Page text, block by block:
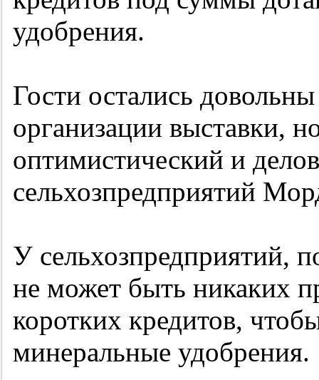
удобрения.
Гости остались
организации выставки,
оптимистический и
сельхозпредприятий
У сельхозпредприятий,
не может быть никаких
коротких кредитов,
минеральные удобрения.